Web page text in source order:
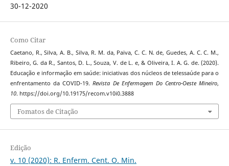
30-12-2020
Como Citar
Caetano, R., Silva, A. B., Silva, R. M. da, Paiva, C. C. N. de, Guedes, A. C. C. M.,
Ribeiro, G. da R., Santos, D. L., Souza, V. de L. e, & Oliveira, I. A. G. de. (2020).
Educação e informação em saúde: iniciativas dos núcleos de telessaúde para o
enfrentamento da COVID-19.Revista De Enfermagem Do Centro-Oeste Mineiro,
10. https://doi.org/10.19175/recom.v10i0.3888
Fomatos de Citação
Edição
v. 10 (2020): R. Enferm. Cent. O. Min.